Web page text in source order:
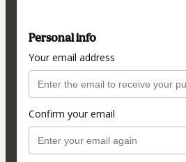
Personal info
Your email address
Confirm your email